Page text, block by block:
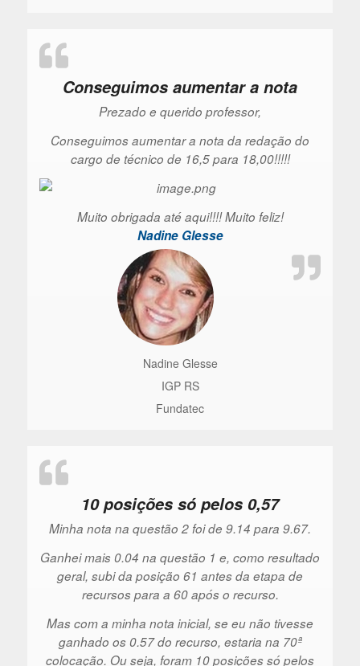
Conseguimos aumentar a nota
Prezado e querido professor,
Conseguimos aumentar a nota da redação do
cargo de técnico de 16,5 para 18,00!!!!!
Muito obrigada até aqui!!!! Muito feliz!
Nadine Glesse
Nadine Glesse
IGP RS
Fundatec
10 posições só pelos 0,57
Minha nota na questão 2 foi de 9.14 para 9.67.
Ganhei mais 0.04 na questão 1 e, como resultado
geral, subi da posição 61 antes da etapa de
recursos para a 60 após o recurso.
Mas com a minha nota inicial, se eu não tivesse
ganhado os 0.57 do recurso, estaria na 70ª
colocação. Ou seja, foram 10 posições só pelos